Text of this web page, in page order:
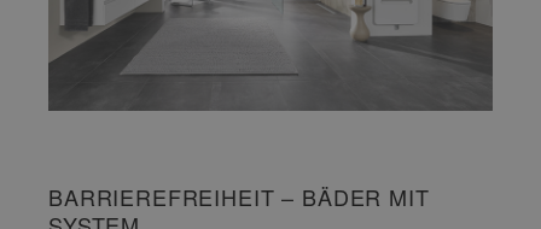
BARRIEREFREIHEIT – BÄDER MIT